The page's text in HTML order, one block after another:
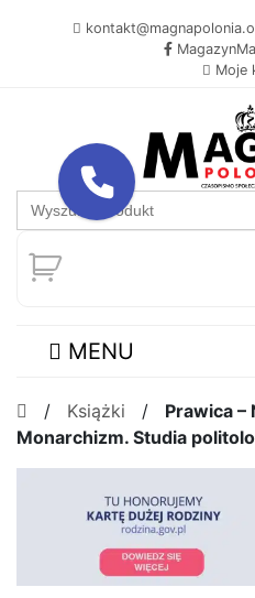
Moje
Search
for:
MENU
/ Książki / Prawica –
Monarchizm. Studia